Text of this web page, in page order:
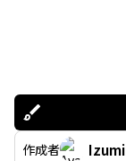
作成者 Izumi